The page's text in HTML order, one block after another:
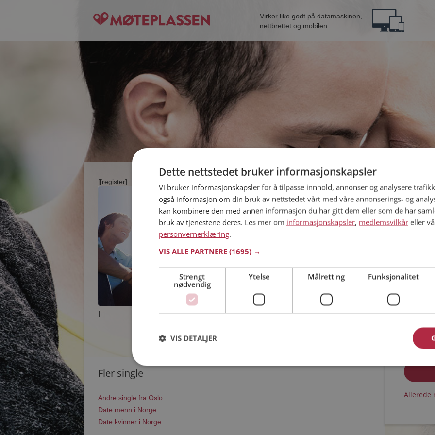
Virker like godt på datamaskinen,
nettbrettet og mobilen
[[register]
]
Fler single
Andre single fra Oslo
Date menn i Norge
Date kvinner i Norge
Jeg er en:
Jeg
Jeg
Allerede
Dette nettstedet bruker informasjonskapsler
Vi bruker informasjonskapsler for å tilpasse innhold, annonser og analysere
også informasjon om din bruk av nettstedet vårt med våre annonserings- og
kan kombinere den med annen informasjon du har gitt dem eller som de har
bruk av tjenestene deres. Les mer om informasjonskapsler, medlemsvilkår eller
personvernerklæring.
VIS ALLE PARTNERE (1695) →
Strengt
nødvendig
Ytelse Målretting Funksjonalitet
VIS DETALJER